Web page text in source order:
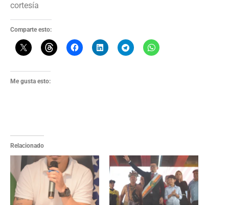
cortesía
Comparte esto:
Me gusta esto:
Relacionado